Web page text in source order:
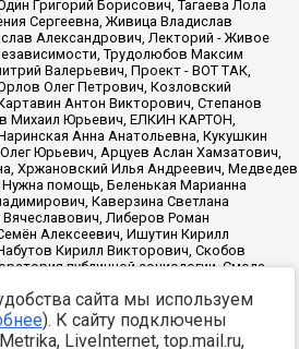
uploaded/files/reestr-
2024.pdfданные на22.03.2024
сайта мы используем
). К сайту подключены
LiveInternet, top.mail.ru,